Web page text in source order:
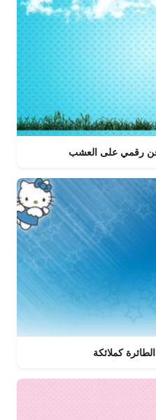
فن رقمي على العشب
كملائكة